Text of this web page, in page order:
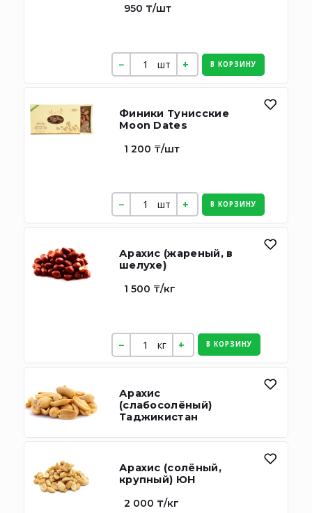
950 ₸/шт
шт В КОРЗИНУ
Финики Тунисские
Moon Dates
1 200 ₸/шт
шт В КОРЗИНУ
Арахис (жареный, в
шелухе)
1 500 ₸/кг
кг В КОРЗИНУ
Арахис
(слабосолёный)
Таджикистан
Арахис (солёный,
крупный) ЮН
2 000 ₸/кг